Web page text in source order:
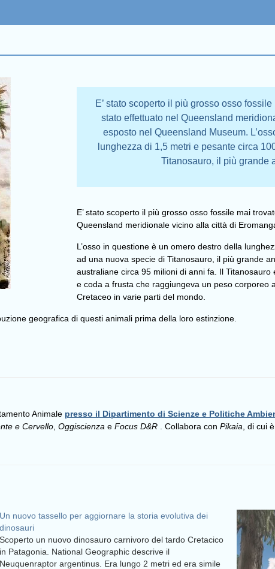
E’ stato scoperto il più grosso osso
stato effettuato nel Queensland
esposto nel Queensland Museum.
lunghezza di 1,5 metri e pesante circa
Titanosauro, il più grande
E’ stato scoperto il più grosso osso fossile mai
Queensland meridionale vicino alla città di
L’osso in questione è un omero destro della
ad una nuova specie di Titanosauro, il più grande
australiane circa 95 milioni di anni fa. Il
e coda a frusta che raggiungeva un peso corporeo
Cretaceo in varie parti del mondo.
geografica di questi animali prima della loro estinzione.
Animale presso il Dipartimento di Scienze e Politiche
e Cervello Oggiscienza e Focus D&R . Collabora con Pikaia , di cui
Un nuovo tassello per aggiornare la storia evolutiva dei
dinosauri
Scoperto un nuovo dinosauro carnivoro del tardo Cretacico
in Patagonia. National Geographic descrive il
Neuquenraptor argentinus. Era lungo 2 metri ed era simile